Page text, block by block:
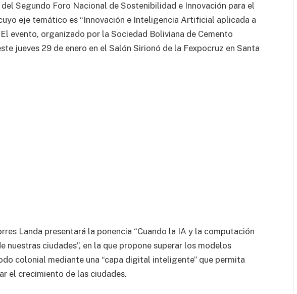
Segundo Foro Nacional de Sostenibilidad e Innovación para el
eje temático es “Innovación e Inteligencia Artificial aplicada a
evento, organizado por la Sociedad Boliviana de Cemento
jueves 29 de enero en el Salón Sirionó de la Fexpocruz en Santa
Landa presentará la ponencia “Cuando la IA y la computación
nuestras ciudades”, en la que propone superar los modelos
colonial mediante una “capa digital inteligente” que permita
el crecimiento de las ciudades.